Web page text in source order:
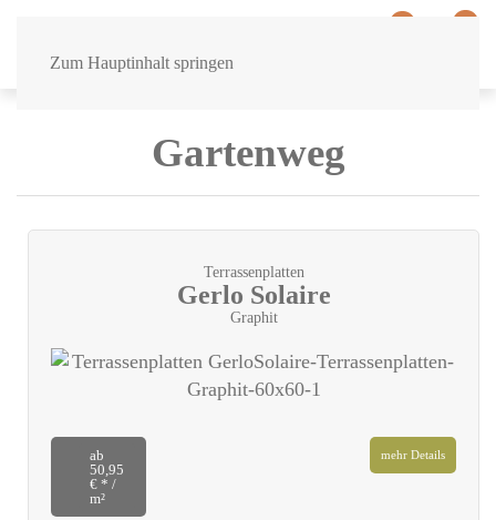
Zum Hauptinhalt springen
0
Gartenweg
Terrassenplatten
Gerlo Solaire
Graphit
ab
50,95
€ * /
m²
mehr Details